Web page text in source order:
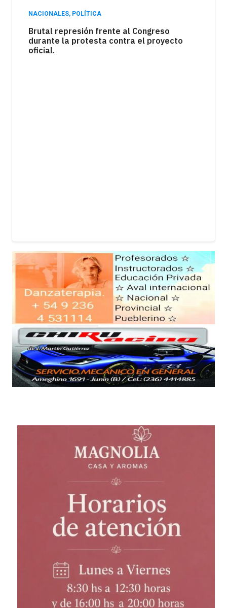
POLÍTICA
La sesión del Senado estuvo marcada por
el debate en torno a la ley de tierras,
mientras una movilización expresó el